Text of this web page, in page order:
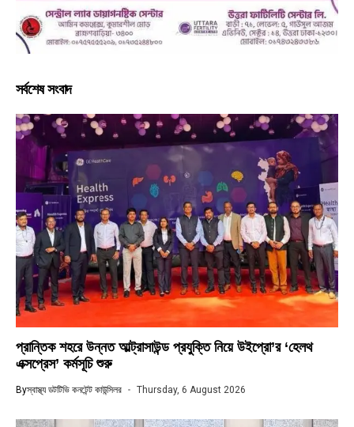
সর্বশেষ সংবাদ
প্রান্তিক শহরে উন্নত আল্ট্রাসাউন্ড প্রযুক্তি নিয়ে উইপ্রো’র ‘হেলথ
এক্সপ্রেস’ কর্মসূচি শুরু
Byস্বাস্থ্য ডটটিভি কনটেন্ট কাউন্সিলর Thursday, 6 August 2026